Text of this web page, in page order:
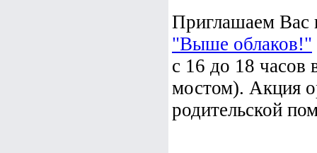
Приглашаем
"Выше облаков!"
с 16 до 18 часов
мостом). Акция
родительской